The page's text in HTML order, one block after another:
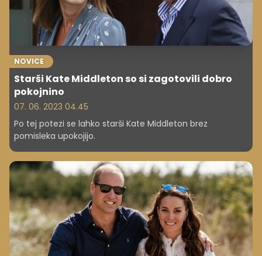
NOVICE
Starši Kate Middleton so si zagotovili dobro
pokojnino
07. 06. 2023 04.45
Po tej potezi se lahko starši Kate Middleton brez
pomisleka upokojijo.